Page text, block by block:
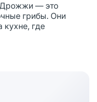
Дрожжи — это
грибы. Они
кухне, где